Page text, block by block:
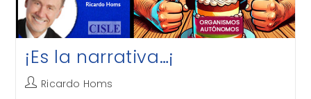
¡Es la narrativa…¡
AutorRicardo Homs